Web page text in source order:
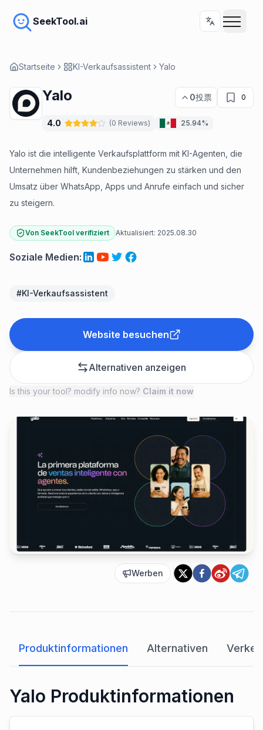
SeekTool.ai
Startseite KI-Verkaufsassistent Yalo
Yalo 0投票 0
4.0 (0 Reviews) 25.94%
Yalo ist die intelligente Verkaufsplattform mit KI-Agenten, die
Unternehmen hilft, Kundenbeziehungen zu stärken und den
Umsatz über WhatsApp, Apps und Anrufe einfach und sicher
zu steigern.
Von SeekTool verifiziert Aktualisiert: 2025.08.30
Soziale Medien:
#KI-Verkaufsassistent
Website besuchen
Alternativen anzeigen
Is this your tool? modify info now? Claim it now
Werben
Produktinformationen Alternativen
Yalo Produktinformationen